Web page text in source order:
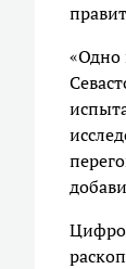
«Одно